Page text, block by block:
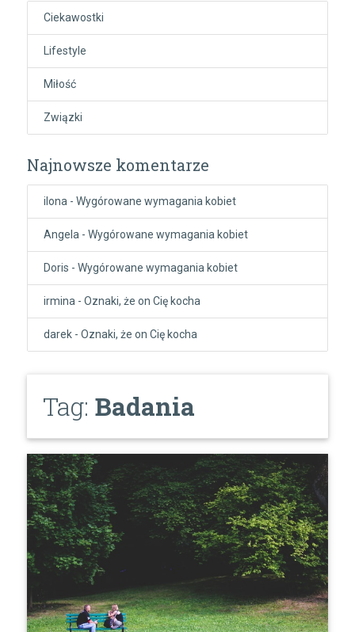
Ciekawostki
Lifestyle
Miłość
Związki
Najnowsze komentarze
ilona - Wygórowane wymagania kobiet
Angela - Wygórowane wymagania kobiet
Doris - Wygórowane wymagania kobiet
irmina - Oznaki, że on Cię kocha
darek- Oznaki, że on Cię kocha
Tag: Badania